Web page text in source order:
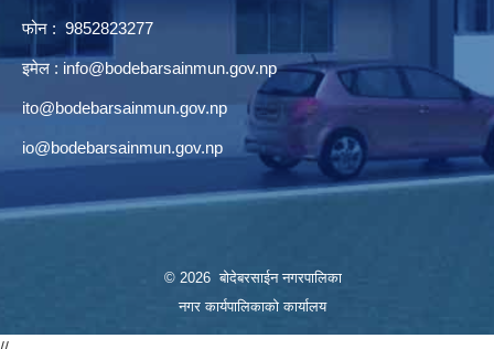
फोन : 9852823277
इमेल : info@bodebarsainmun.gov.np
ito@bodebarsainmun.gov.np
io@bodebarsainmun.gov.np
© 2026 बोदेबरसाईन नगरपालिका
नगर कार्यपालिकाको कार्यालय